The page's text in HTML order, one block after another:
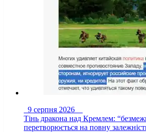
9 серпня 2026
Тінь дракона над Кремлем:
перетворюється на повну